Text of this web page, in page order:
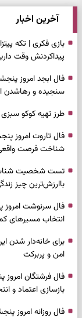
آخرین اخبار
پیداکردنش وقت
سنجیده و رهاشدن
طرز تهیه کوکو
شناخت فرصت واقعی
تست شخصیت شناسی |
باارزش‌ترین چیز
انتخاب مسیرهای
برای خانه‌دار شدن
امن و پربرکت
بازسازی اعتماد و